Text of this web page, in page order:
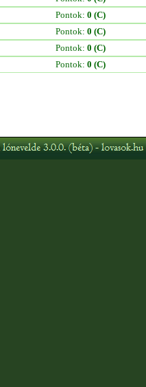
Pontok: 0 (C)
Pontok: 0 (C)
Pontok: 0 (C)
Pontok: 0 (C)